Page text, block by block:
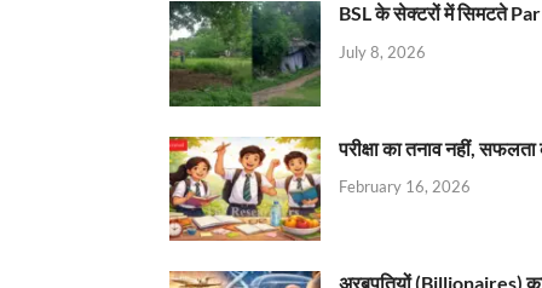
BSL के सेक्टरों में सिमटते
July 8, 2026
परीक्षा का तनाव नहीं,
February 16, 2026
अरबपतियों (Billionaires)